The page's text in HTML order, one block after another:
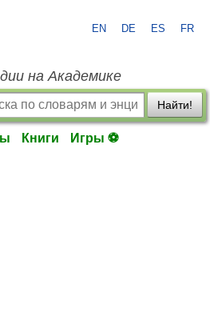
EN DE ES FR
на Академике
Найти!
Книги Игры ⚽